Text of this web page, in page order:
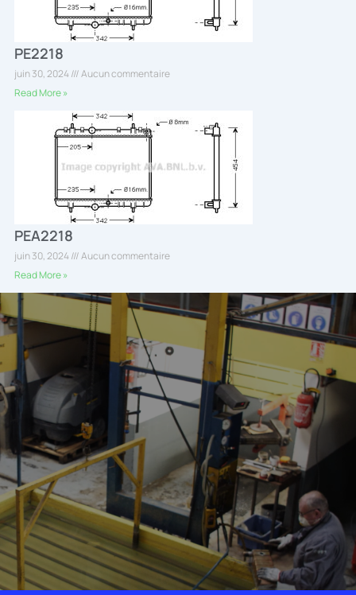
PE2218
juin 30, 2024
Aucun commentaire
Read More »
PEA2218
juin 30, 2024
Aucun commentaire
Read More »